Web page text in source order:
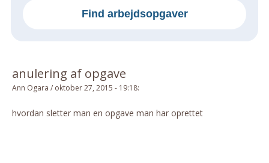
HANDYMAN
Tips Og Tricks
Kemi
Find arbejdsopgaver
anulering af opgave
Ann Ogara / oktober 27, 2015 - 19:18:
hvordan sletter man en opgave man har oprettet